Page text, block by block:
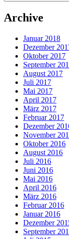
Archive
Januar 2018
Dezember
Oktober 2017
September
August 2017
Juli 2017
Mai 2017
April 2017
März 2017
Februar 2017
Dezember
November
Oktober 2016
August 2016
Juli 2016
Juni 2016
Mai 2016
April 2016
März 2016
Februar 2016
Januar 2016
Dezember
September